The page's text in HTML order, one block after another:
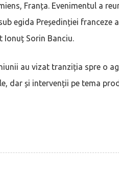
Franța. Evenimentul a
egida Președinției franceze
Ionuț Sorin Banciu.
au vizat tranziția spre o
dar și intervenții pe tema